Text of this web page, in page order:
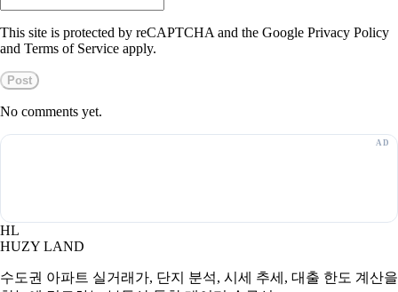
This site is protected by reCAPTCHA and the Google Privacy Policy
and Terms of Service apply.
Post
No comments yet.
HL
HUZY LAND
수도권 아파트 실거래가, 단지 분석, 시세 추세, 대출 한도 계산을